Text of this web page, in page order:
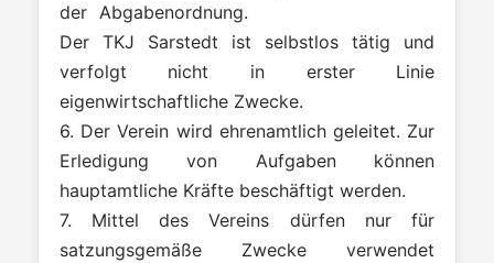
der Abgabenordnung.
Der TKJ Sarstedt ist selbstlos tätig und
verfolgt nicht in erster Linie
eigenwirtschaftliche Zwecke.
6. Der Verein wird ehrenamtlich geleitet. Zur
Erledigung von Aufgaben können
hauptamtliche Kräfte beschäftigt werden.
7. Mittel des Vereins dürfen nur für
satzungsgemäße Zwecke verwendet